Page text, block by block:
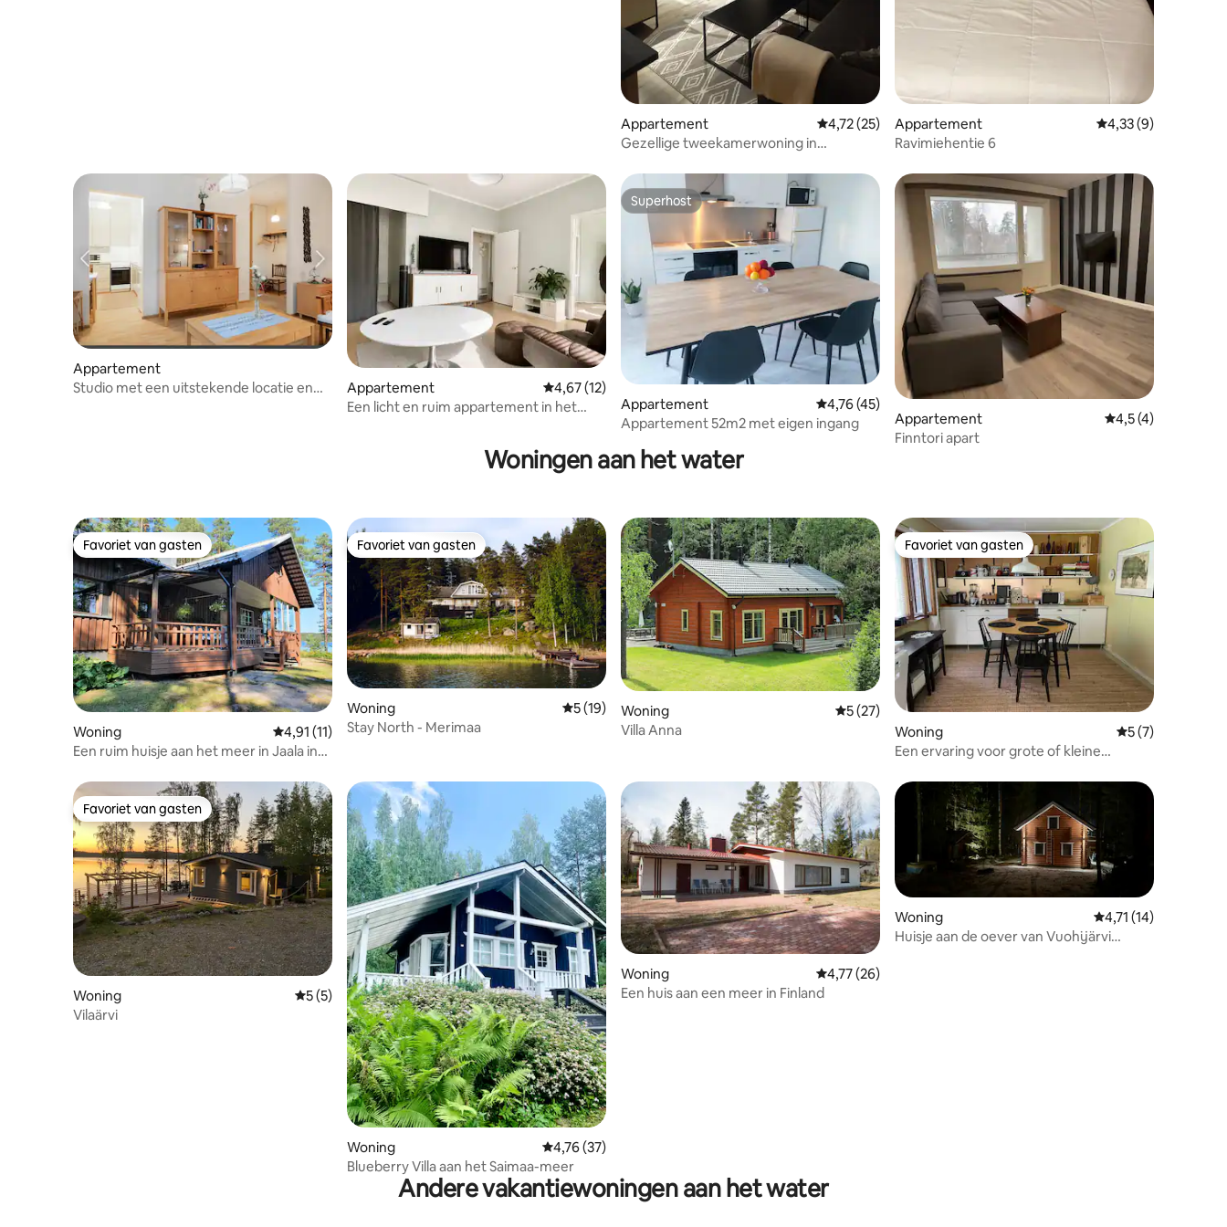
Appartement Gemiddelde beoordeling van 4,72 op 5, 25 recensies
4,72 (25)
Gezellige tweekamerwoning in
Appartement Gemiddelde
4,33 (9)
Ravimiehentie 6
Appartement
Studio met een uitstekende locatie en
Appartement Gemiddelde beoordeling van 4,67 op 5, 12 recensies
4,67 (12)
Een licht en ruim appartement in het
Superhost
Superhost
Appartement Gemiddelde beoordeling van 4,76 op 5, 45 recensies
4,76 (45)
Appartement 52m2 met eigen ingang
Appartement Gemiddelde
4,5 (4)
Finntori apart
Woningen aan het water
Favoriet van gasten
Favoriet van gasten
Woning Gemiddelde beoordeling van 4,91 op 5, 11 recensies
4,91 (11)
Een ruim huisje aan het meer in Jaala in
Favoriet van gasten
Favoriet van gasten
Woning Gemiddelde beoordeling van 5 op 5, 19 recensies
5 (19)
Stay North - Merimaa
Woning Gemiddelde beoordeling van 5 op 5, 27 recensies
5 (27)
Villa Anna
Favoriet van gasten
Favoriet van gasten
Woning Gemiddelde
5 (7)
Een ervaring voor grote of kleine
Favoriet van gasten
Favoriet van gasten
Woning Gemiddelde beoordeling van 5 op 5, 5 recensies
5 (5)
Vilaärvi
Woning Gemiddelde beoordeling van 4,76 op 5, 37 recensies
4,76 (37)
Blueberry Villa aan het Saimaa-meer
Woning Gemiddelde beoordeling van 4,77 op 5, 26 recensies
4,77 (26)
Een huis aan een meer in Finland
Woning Gemiddelde
4,71 (14)
Huisje aan de oever van Vuohijärvi
Andere vakantiewoningen aan het water